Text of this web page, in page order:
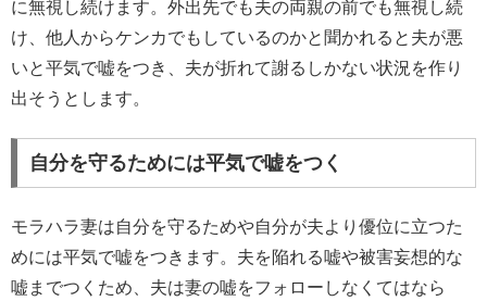
に無視し続けます。外出先でも夫の両親の前でも無視し続
け、他人からケンカでもしているのかと聞かれると夫が悪
いと平気で嘘をつき、夫が折れて謝るしかない状況を作り
出そうとします。
自分を守るためには平気で嘘をつく
モラハラ妻は自分を守るためや自分が夫より優位に立つた
めには平気で嘘をつきます。夫を陥れる嘘や被害妄想的な
嘘までつくため、夫は妻の嘘をフォローしなくてはなら